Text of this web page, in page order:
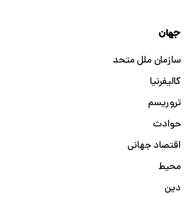
جهان
سازمان ملل متحد
کالیفرنیا
تروریسم
حوادث
اقتصاد جهانی
محیط
دین